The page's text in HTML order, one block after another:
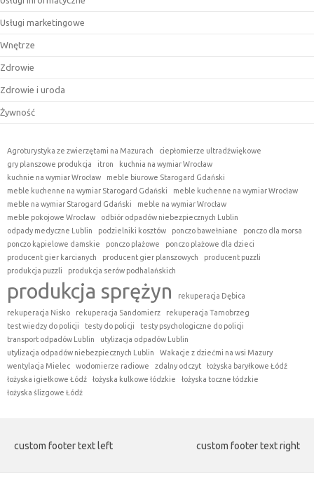
Usługi marketingowe
Wnętrze
Zdrowie
Zdrowie i uroda
Żywność
Agroturystyka ze zwierzętami na Mazurach
ciepłomierze ultradźwiękowe
gry planszowe produkcja
itron
kuchnia na wymiar Wrocław
kuchnie na wymiar Wrocław
meble biurowe Starogard Gdański
meble kuchenne na wymiar Starogard Gdański
meble kuchenne na wymiar Wrocław
meble na wymiar Starogard Gdański
meble na wymiar Wrocław
meble pokojowe Wrocław
odbiór odpadów niebezpiecznych Lublin
odpady medyczne Lublin
podzielniki kosztów ponczo bawełniane
ponczo dla morsa
ponczo kąpielowe damskie
ponczo plażowe
ponczo plażowe dla dzieci
producent gier karcianych
producent gier planszowych
producent puzzli
produkcja puzzli
produkcja serów podhalańskich
produkcja sprężyn
rekuperacja Dębica
rekuperacja Nisko
rekuperacja Sandomierz
rekuperacja Tarnobrzeg
test wiedzy do policji
testy do policji
testy psychologiczne do policji
transport odpadów Lublin
utylizacja odpadów Lublin
utylizacja odpadów niebezpiecznych Lublin
Wakacje z dziećmi na wsi Mazury
wentylacja Mielec
wodomierze radiowe zdalny odczyt
łożyska baryłkowe Łódź
łożyska igiełkowe Łódź
łożyska kulkowe łódzkie
łożyska toczne łódzkie
łożyska ślizgowe Łódź
custom footer text left custom footer text right